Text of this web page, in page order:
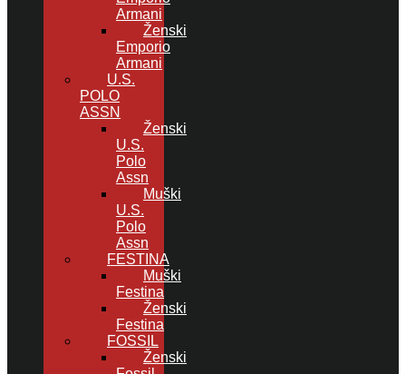
Armani
Ženski
Emporio
Armani
U.S.
POLO
ASSN
Ženski
U.S.
Polo
Assn
Muški
U.S.
Polo
Assn
FESTINA
Muški
Festina
Ženski
Festina
FOSSIL
Ženski